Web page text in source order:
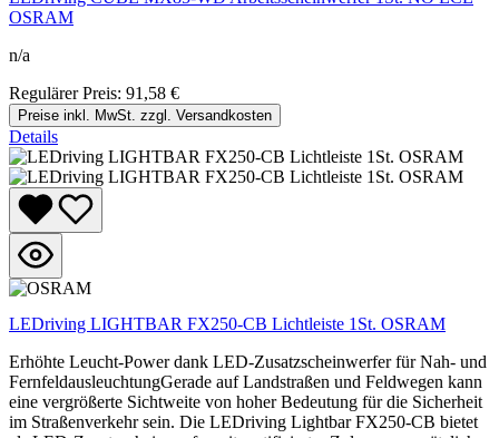
OSRAM
n/a
Regulärer Preis: 91,58 €
Preise inkl. MwSt. zzgl. Versandkosten
Details
LEDriving LIGHTBAR FX250-CB Lichtleiste 1St. OSRAM
Erhöhte Leucht-Power dank LED-Zusatzscheinwerfer für Nah- und
FernfeldausleuchtungGerade auf Landstraßen und Feldwegen kann
eine vergrößerte Sichtweite von hoher Bedeutung für die Sicherheit
im Straßenverkehr sein. Die LEDriving Lightbar FX250-CB bietet